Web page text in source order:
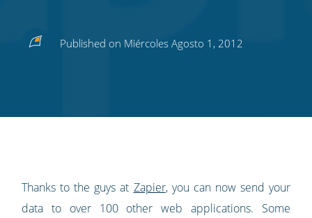
Share
Twitter
Share
Facebook
Share
LinkedIn
Share
Pinterest
Subscribe
blog's
Published on Miércoles Agosto 1, 2012
Thanks to the guys at Zapier, you can now send your
data to over 100 other web applications. Some